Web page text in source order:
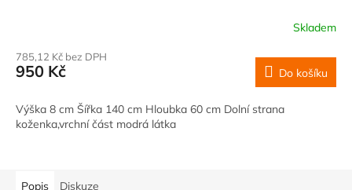
Skladem
785,12 Kč bez DPH
950 Kč Do košíku
Výška 8 cm Šířka 140 cm Hloubka 60 cm Dolní strana
koženka,vrchní část modrá látka
Popis Diskuze